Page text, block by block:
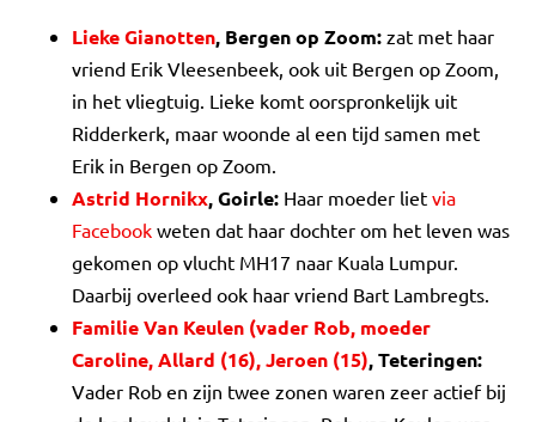
Lieke Gianotten, Bergen op Zoom: zat met haar
vriend Erik Vleesenbeek, ook uit Bergen op Zoom,
in het vliegtuig. Lieke komt oorspronkelijk uit
Ridderkerk, maar woonde al een tijd samen met
Erik in Bergen op Zoom.
Astrid Hornikx, Goirle: Haar moeder liet via
Facebook weten dat haar dochter om het leven was
gekomen op vlucht MH17 naar Kuala Lumpur.
Daarbij overleed ook haar vriend Bart Lambregts.
Familie Van Keulen (vader Rob, moeder
Caroline, Allard (16), Jeroen (15), Teteringen:
Vader Rob en zijn twee zonen waren zeer actief bij